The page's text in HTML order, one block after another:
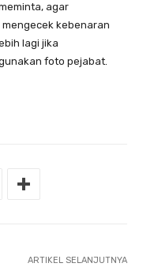
agar
kebenaran
lagi jika
foto pejabat.
ARTIKEL SELANJUTNYA